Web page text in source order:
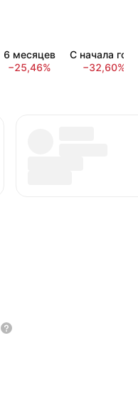
6 месяцев
−25,46%
С начала года
−32,60%